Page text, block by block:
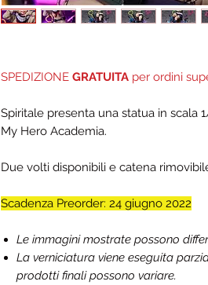
SPEDIZIONE GRATUITA per ordini
Spiritale presenta una statua in scala
My Hero Academia.
Due volti disponibili e catena
Scadenza Preorder: 24 giugno 2022
Le immagini mostrate possono
La verniciatura viene eseguita
prodotti finali possono variare.